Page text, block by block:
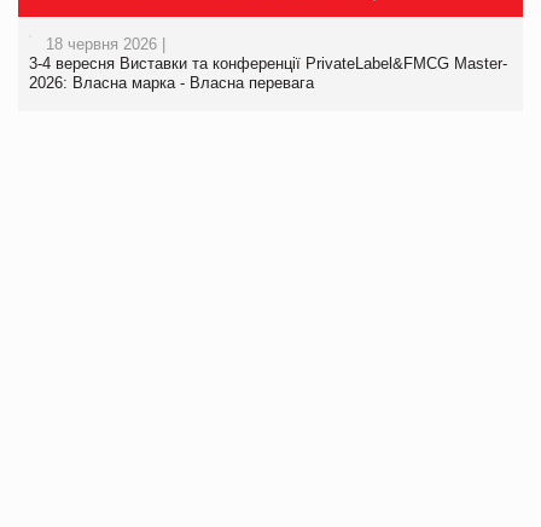
18 червня 2026 |
3-4 вересня Виставки та конференції PrivateLabel&FMCG Master-
2026: Власна марка - Власна перевага